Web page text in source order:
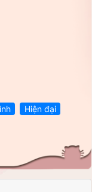
Hiện đại